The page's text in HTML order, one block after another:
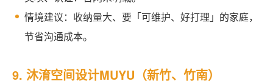
情境建议：收纳量大、要「可维护、好打理」的家庭，
节省沟通成本。
9. 沐淯空间设计MUYU（新竹、竹南）